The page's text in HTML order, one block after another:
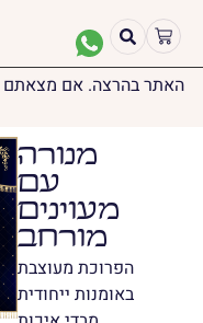
האתר בהרצה. אם מצאתם
מנורה
עם
מעוינים
מורחב
הפרוכת מעוצבת
באומנות ייחודית